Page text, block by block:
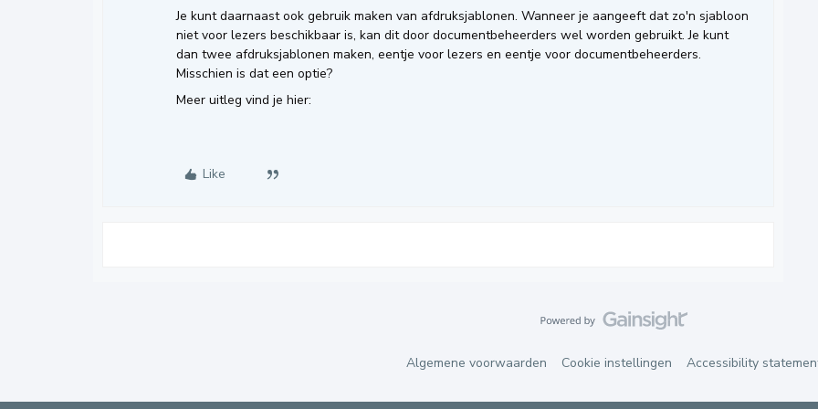
Je kunt daarnaast ook gebruik maken van afdruksjablonen. Wanneer je aangeeft dat zo'n sjabloon
niet voor lezers beschikbaar is, kan dit door documentbeheerders wel worden gebruikt. Je kunt
dan twee afdruksjablonen maken, eentje voor lezers en eentje voor documentbeheerders.
Misschien is dat een optie?
Meer uitleg vind je hier:
Like
Algemene voorwaarden Cookie instellingen Accessibility